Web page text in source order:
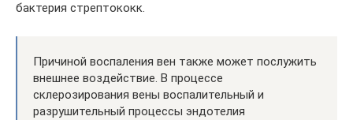
бактерия стрептококк.
Причиной воспаления вен также может послужить
внешнее воздействие. В процессе
склерозирования вены воспалительный и
разрушительный процессы эндотелия